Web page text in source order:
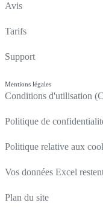
Avis
Tarifs
Support
Mentions légales
Conditions d'utilisation
Politique de
Politique relative aux
Vos données Excel
Plan du site